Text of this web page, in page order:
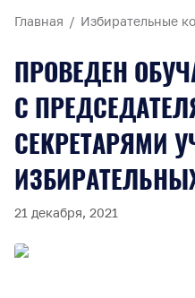
Главная Избирательные
ПРОВЕДЕН
С
СЕКРЕТАРЯМИ
21 декабря, 2021